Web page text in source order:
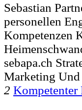
Sebastian
personellen
Kompetenzen
sebapa.ch
Marketing
2